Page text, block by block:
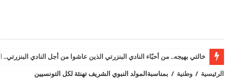
خالتي بهيجه.. من أحبّاء النادي البنزرتي الذين عاشوا من أجل النادي البنزرتي..
الرئيسية / وطنية / بمناسبةالمولد النبوي الشريف تهنئة لكل التونسيين